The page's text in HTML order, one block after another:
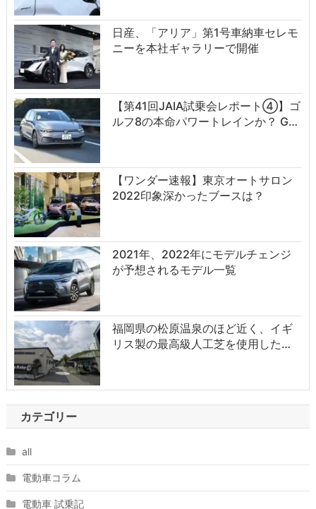
日産、「アリア」第1号車納車セレモ
ニーを本社ギャラリーで開催
【第41回JAIA試乗会レポート④】ゴ
ルフ8の本命パワートレインか？ G…
【ワンダー速報】東京オートサロン
2022印象深かったブースは？
2021年、2022年にモデルチェンジ
が予想されるモデル一覧
福岡県の松原温泉のほど近く、イギ
リス製の最高級人工芝を使用した…
カテゴリー
all
電動車コラム
電動車 試乗記